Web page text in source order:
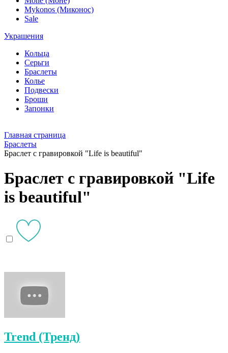
Mykonos (Миконос)
Sale
Украшения
Кольца
Серьги
Браслеты
Колье
Подвески
Броши
Запонки
Главная страница
Браслеты
Браслет с гравировкой "Life is beautiful"
Браслет с гравировкой "Life
is beautiful"
Trend (Тренд)